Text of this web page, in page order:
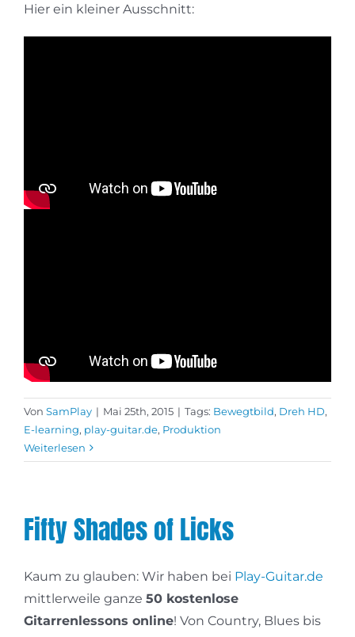
Hier ein kleiner Ausschnitt:
Von SamPlay | Mai 25th, 2015 | Tags: Bewegtbild, Dreh HD,
E-learning, play-guitar.de, Produktion
Weiterlesen
Fifty Shades of Licks
Kaum zu glauben: Wir haben bei Play-Guitar.de
mittlerweile ganze 50 kostenlose
Gitarrenlessons online! Von Country, Blues bis